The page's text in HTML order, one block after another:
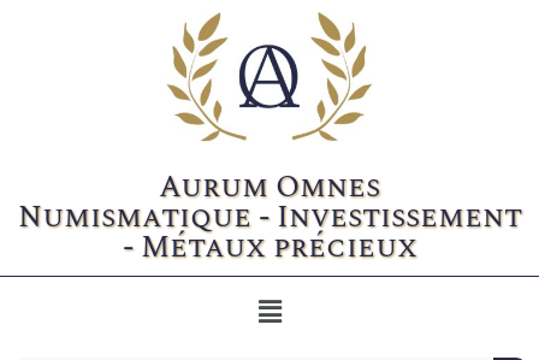
Aurum Omnes
Numismatique - Investissement
- Métaux précieux